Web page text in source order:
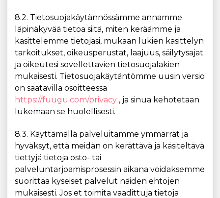
8.2. Tietosuojakäytännössämme annamme
läpinäkyvää tietoa siitä, miten keräämme ja
käsittelemme tietojasi, mukaan lukien käsittelyn
tarkoitukset, oikeusperustat, laajuus, säilytysajat
ja oikeutesi sovellettavien tietosuojalakien
mukaisesti. Tietosuojakäytäntömme uusin versio
on saatavilla osoitteessa
https://fuugu.com/privacy , ja sinua kehotetaan
lukemaan se huolellisesti.
8.3. Käyttämällä palveluitamme ymmärrät ja
hyväksyt, että meidän on kerättävä ja käsiteltävä
tiettyjä tietoja osto- tai
palveluntarjoamisprosessin aikana voidaksemme
suorittaa kyseiset palvelut näiden ehtojen
mukaisesti. Jos et toimita vaadittuja tietoja